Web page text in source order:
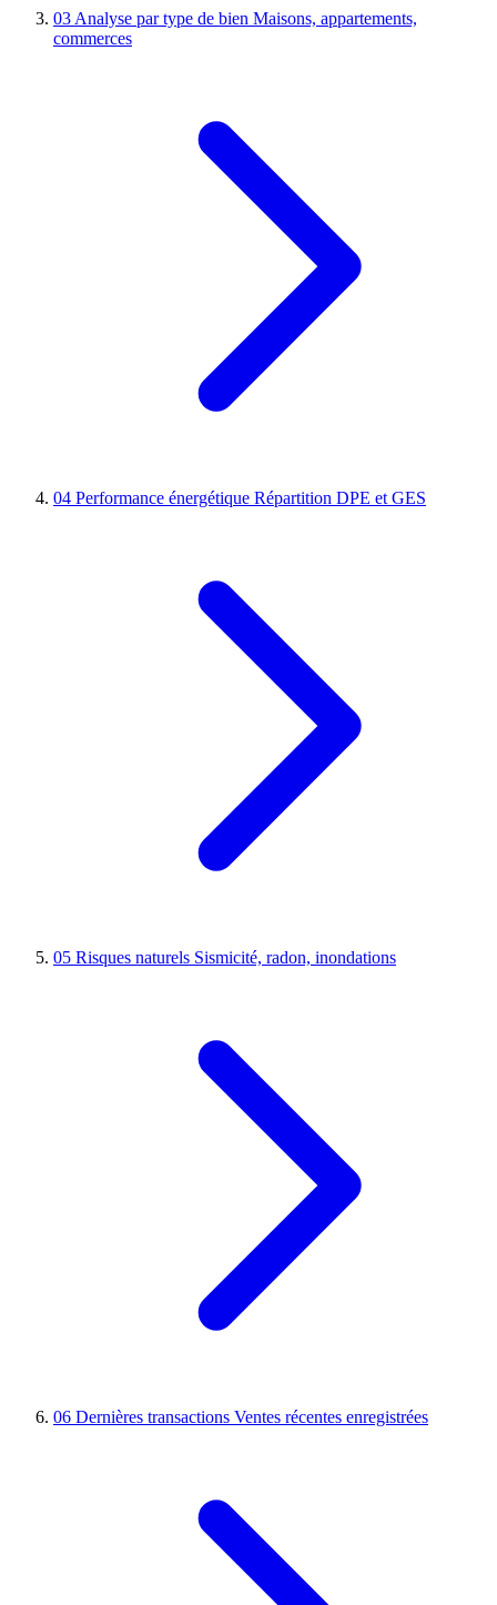
03 Analyse par type de bien Maisons, appartements,
commerces
04 Performance énergétique Répartition DPE et GES
05 Risques naturels Sismicité, radon, inondations
06 Dernières transactions Ventes récentes enregistrées